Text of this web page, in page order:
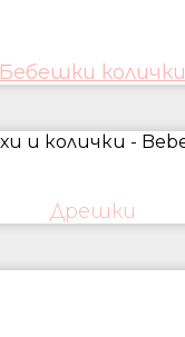
Бебешки колички
Дрешки